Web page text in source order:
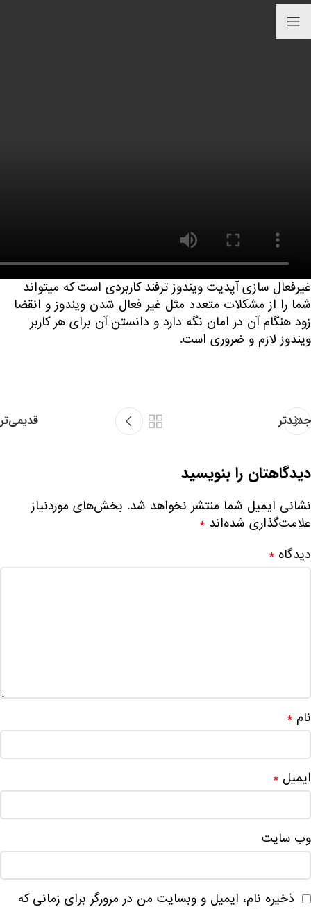
غیرفعال سازی آپدیت ویندوز ترفند کاربردی است که میتواند
شما را از مشکلات متعدد مثل غیر فعال شدن ویندوز و انقضا
زود هنگام آن در امان نگه دارد و دانستن آن برای هر کاربر
ویندوز لازم و ضروری است.
جدیدتر قدیمی‌تر
دیدگاهتان را بنویسید
نشانی ایمیل شما منتشر نخواهد شد. بخش‌های موردنیاز
علامت‌گذاری شده‌اند *
دیدگاه *
نام *
ایمیل *
وب‌ سایت
ذخیره نام، ایمیل و وبسایت من در مرورگر برای زمانی که